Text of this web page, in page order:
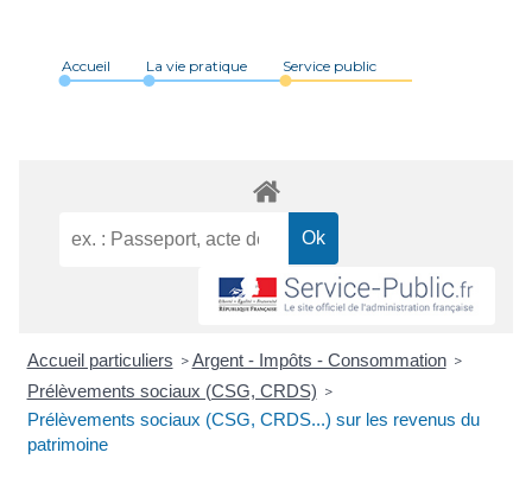
Accueil La vie pratique Service public
Accueil particuliers > Argent - Impôts - Consommation >
Prélèvements sociaux (CSG, CRDS) >
Prélèvements sociaux (CSG, CRDS...) sur les revenus du
patrimoine